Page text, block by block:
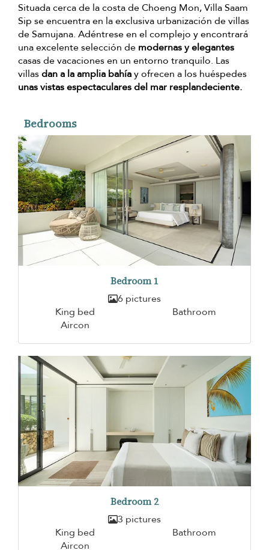
Situada cerca de la costa de Choeng Mon, Villa Saam
Sip se encuentra en la exclusiva urbanización de villas
de Samujana. Adéntrese en el complejo y encontrará
una excelente selección de modernas y elegantes
casas de vacaciones en un entorno tranquilo. Las
villasdan a la amplia bahíay ofrecen a los huéspedes
unas vistas espectaculares del mar resplandeciente.
Bedrooms
Bedroom 1
6 pictures
King bed
Bathroom
Aircon
Bedroom 2
3 pictures
King bed
Bathroom
Aircon